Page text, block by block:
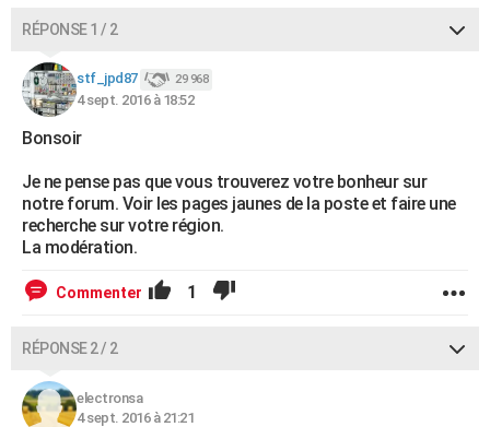
Dictionnaire
Biographies
Citations
Expressions
Proverbes
PROGRAMME TV
COPAINS D'AVANT
S'inscrire
Se connecter
Lycées
Collèges
Primaires
Universités
Entreprises
Service militaire
Avis de recherche
Bricolage
Lifestyle
Culture
Sport
Auto
Television
Voyage
Cinema
RÉPONSE 1 / 2
stf_jpd87 29 968
4 sept. 2016 à 18:52
Bonsoir
Je ne pense pas que vous trouverez votre bonheur sur
notre forum. Voir les pages jaunes de la poste et faire une
recherche sur votre région.
La modération.
Commenter 1
RÉPONSE 2 / 2
electronsa
4 sept. 2016 à 21:21